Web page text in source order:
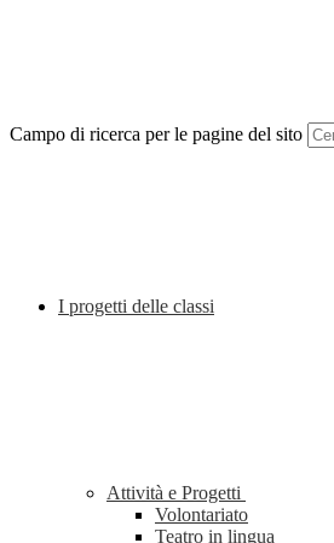
Campo di ricerca per le pagine del sito
I progetti delle classi
Attività e Progetti
Volontariato
Teatro in lingua